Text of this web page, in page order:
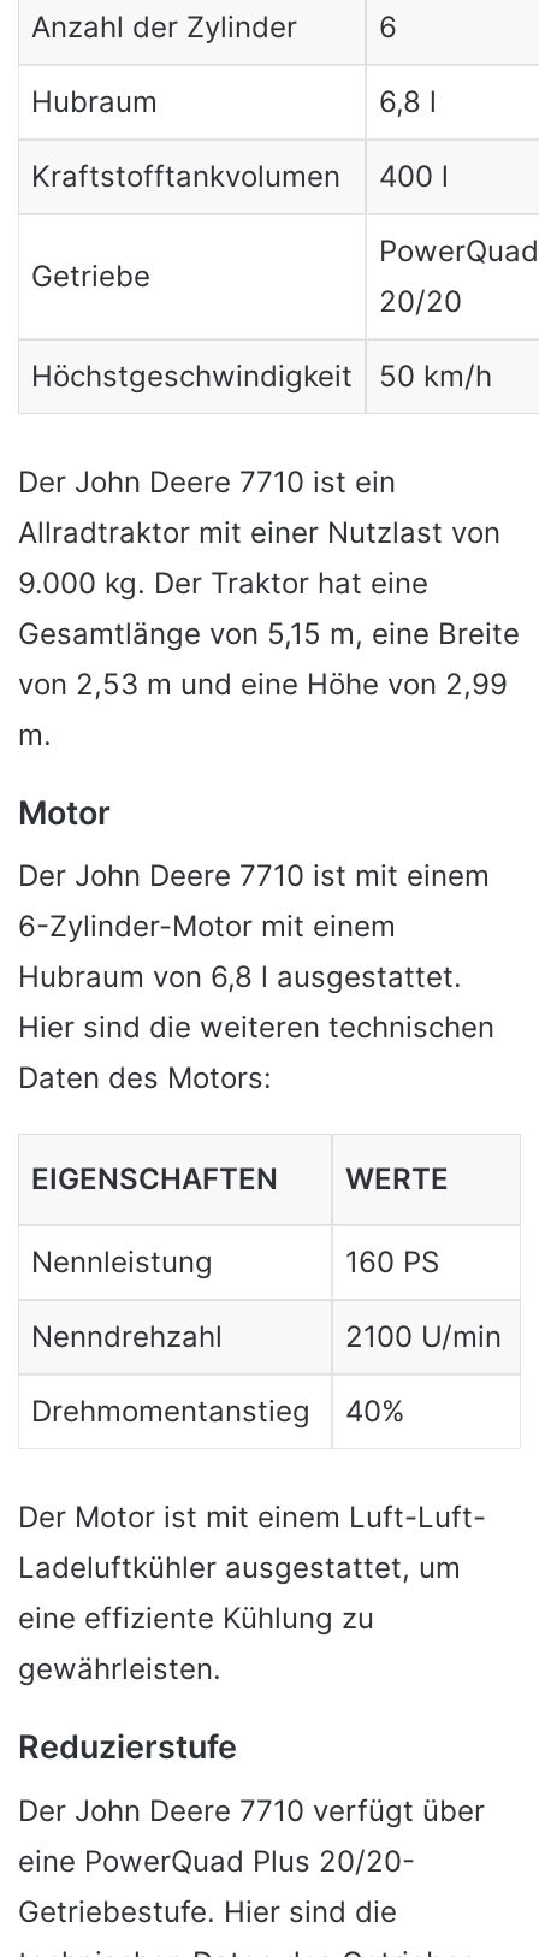
Anzahl der Zylinder 6
Hubraum 6,8 l
Kraftstofftankvolumen 400 l
Getriebe
20/20
Höchstgeschwindigkeit 50 km/h
Der John Deere 7710 ist ein
Allradtraktor mit einer Nutzlast von
9.000 kg. Der Traktor hat eine
Gesamtlänge von 5,15 m, eine Breite
von 2,53 m und eine Höhe von 2,99
m.
Motor
Der John Deere 7710 ist mit einem
6-Zylinder-Motor mit einem
Hubraum von 6,8 l ausgestattet.
Hier sind die weiteren technischen
Daten des Motors:
EIGENSCHAFTEN WERTE
Nennleistung 160 PS
Nenndrehzahl 2100 U/min
Drehmomentanstieg 40%
Der Motor ist mit einem Luft-Luft-
Ladeluftkühler ausgestattet, um
eine effiziente Kühlung zu
gewährleisten.
Reduzierstufe
Der John Deere 7710 verfügt über
eine PowerQuad Plus 20/20-
Getriebestufe. Hier sind die